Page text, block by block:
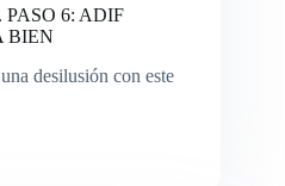
PASO 6: ADIF
BIEN
desilusión con este